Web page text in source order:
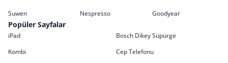
Suwen
Nespresso Goodyear
Popüler Sayfalar
iPad
Bosch Dikey Süpürge
Kombi
Cep Telefonu